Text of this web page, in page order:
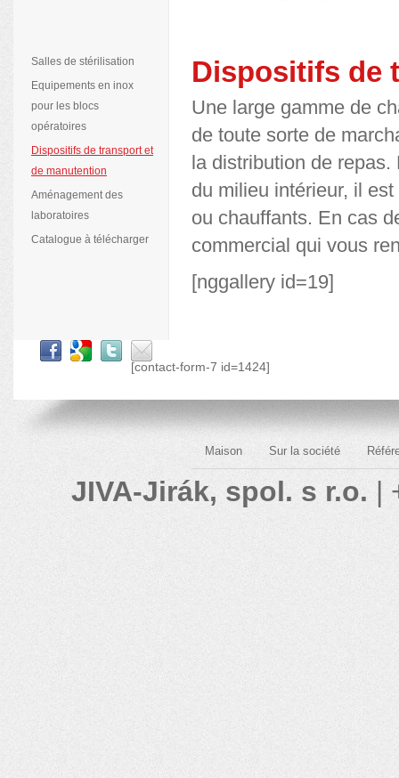
Dispositifs de
Une large gamme de
de toute sorte de
la distribution de
du milieu intérieur, il
ou chauffants. En cas
commercial qui vous
[nggallery id=19]
Salles de stérilisation
Equipements en inox
pour les blocs
opératoires
Dispositifs de transport et
de manutention
Aménagement des
laboratoires
Catalogue à télécharger
[contact-form-7 id=1424]
Maison Sur la société
JIVA-Jirák, spol. s r.o. |